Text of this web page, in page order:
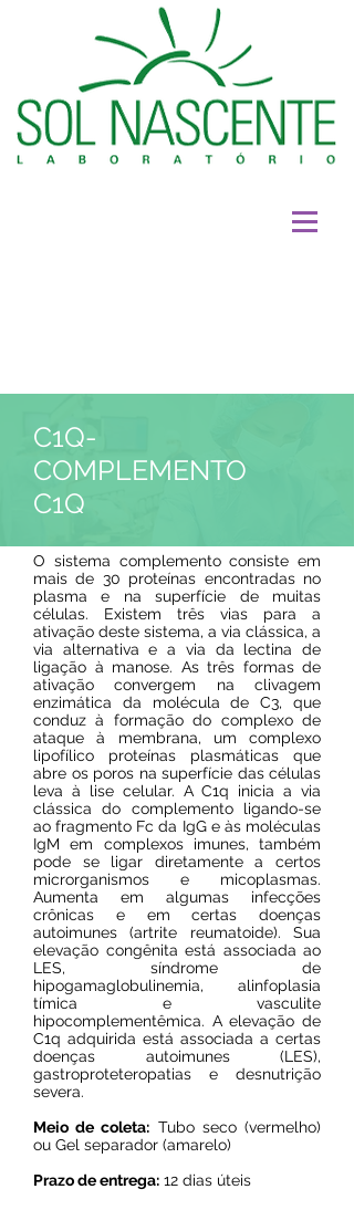
C1Q-
COMPLEMENTO
C1Q
O sistema complemento consiste em
mais de 30 proteínas encontradas no
plasma e na superfície de muitas
células. Existem três vias para a
ativação deste sistema, a via clássica, a
via alternativa e a via da lectina de
ligação à manose. As três formas de
ativação convergem na clivagem
enzimática da molécula de C3, que
conduz à formação do complexo de
ataque à membrana, um complexo
lipofílico proteínas plasmáticas que
abre os poros na superfície das células
leva à lise celular. A C1q inicia a via
clássica do complemento ligando-se
ao fragmento Fc da IgG e às moléculas
IgM em complexos imunes, também
pode se ligar diretamente a certos
microrganismos e micoplasmas.
Aumenta em algumas infecções
crônicas e em certas doenças
autoimunes (artrite reumatoide). Sua
elevação congênita está associada ao
LES, síndrome de
hipogamaglobulinemia, alinfoplasia
tímica e vasculite
hipocomplementêmica. A elevação de
C1q adquirida está associada a certas
doenças autoimunes (LES),
gastroproteteropatias e desnutrição
severa.
Meio de coleta: Tubo seco (vermelho)
ou Gel separador (amarelo)
Prazo de entrega: 12 dias úteis